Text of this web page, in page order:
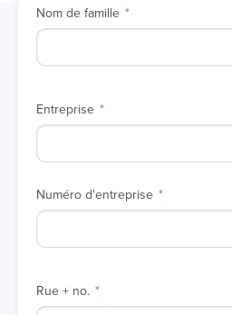
Nom de famille
Entreprise
Numéro d'entreprise
Rue + no.